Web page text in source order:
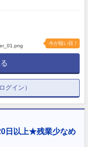
今が狙い目！
グイン）
日以上★残業少なめ